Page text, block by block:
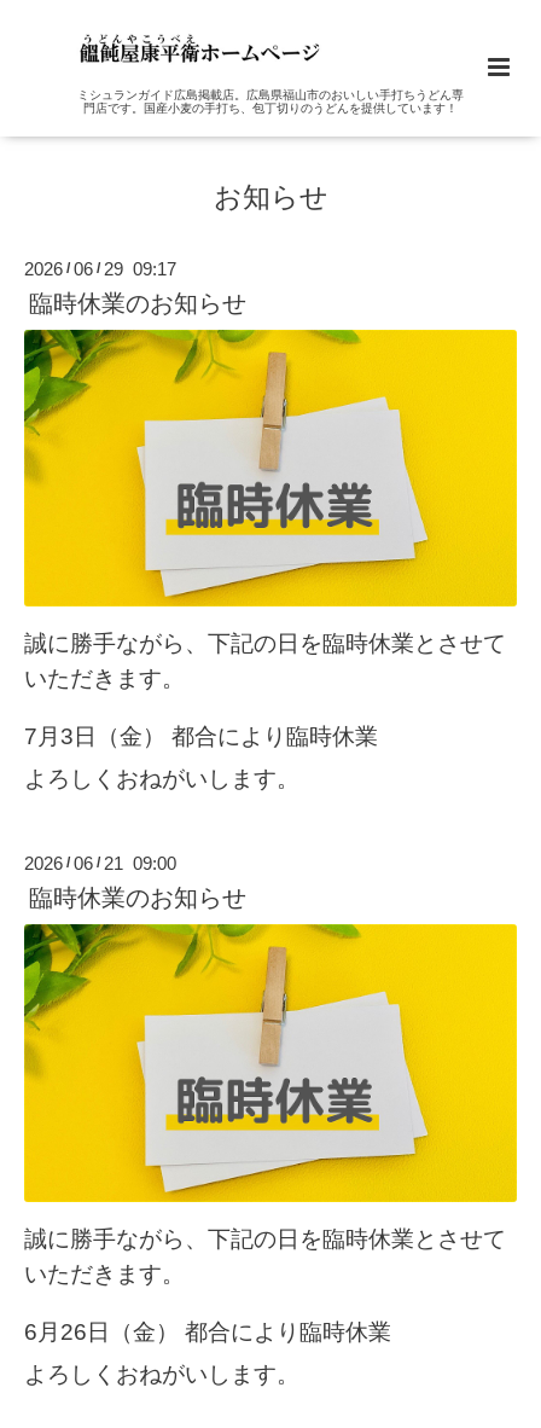
ミシュランガイド広島掲載店。広島県福山市のおいしい手打ちうどん専
門店です。国産小麦の手打ち、包丁切りのうどんを提供しています！
お知らせ
2026 /06 / 29 09:17
臨時休業のお知らせ
誠に勝手ながら、下記の日を臨時休業とさせて
いただきます。
7月3日（金） 都合により臨時休業
よろしくおねがいします。
2026 /06 / 21 09:00
臨時休業のお知らせ
誠に勝手ながら、下記の日を臨時休業とさせて
いただきます。
6月26日（金） 都合により臨時休業
よろしくおねがいします。